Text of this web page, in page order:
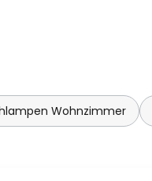
Wohnzimmer